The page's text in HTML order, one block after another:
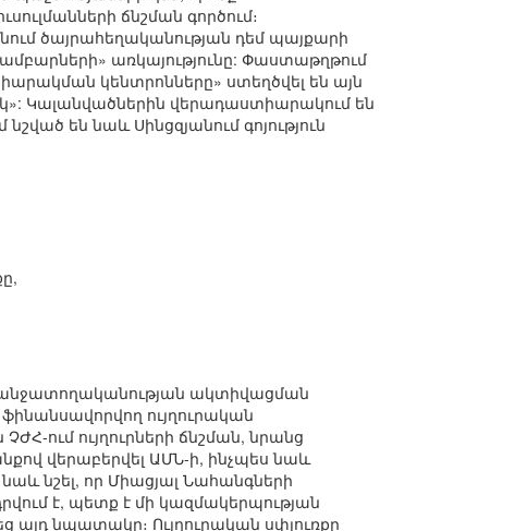
ճնշման գործում։
ծայրահեղականության դեմ պայքարի
առկայությունը: Փաստաթղթում
կենտրոնները» ստեղծվել են այն
Կալանվածներին վերադաստիարակում են
են նաև Սինցզյանում գոյություն
անջատողականության ակտիվացման
ույղուրական
ում ույղուրների ճնշման, նրանց
վերաբերվել ԱՄՆ-ի, ինչպես նաև
նշել, որ Միացյալ Նահանգների
է, պետք է մի կազմակերպության
այդ նպատակը։ Ույղուրական սփյուռքը